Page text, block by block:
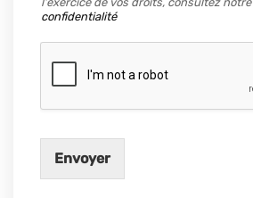
confidentialité
Envoyer